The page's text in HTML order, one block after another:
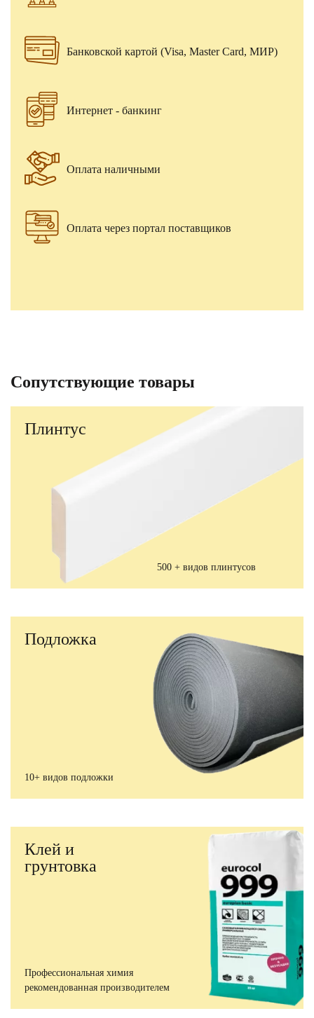
Банковской картой (Visa, Master Card, МИР)
Интернет - банкинг
Оплата наличными
Оплата через портал поставщиков
Сопутствующие товары
Плинтус
500 + видов плинтусов
Подложка
10+ видов подложки
Клей и
грунтовка
Профессиональная химия
рекомендованная производителем